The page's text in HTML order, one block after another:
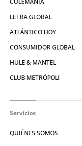
LETRA GLOBAL
ATLÁNTICO HOY
CONSUMIDOR GLOBAL
HULE & MANTEL
CLUB METRÓPOLI
Servicios
QUIÉNES SOMOS